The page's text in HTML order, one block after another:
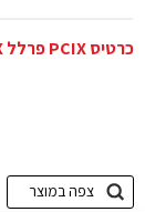
כרטיס PCIX פרלל 1X
צפה במוצר